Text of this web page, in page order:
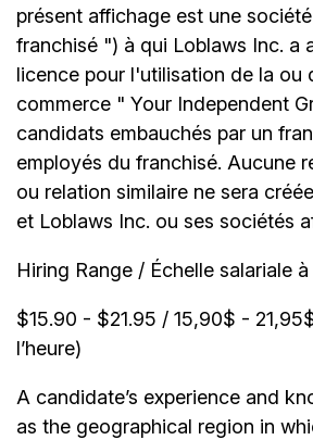
présent affichage est une
franchisé ") à qui Loblaws Inc. a
licence pour l'utilisation de la ou
commerce " Your Independent
candidats embauchés par un
employés du franchisé. Aucune
ou relation similaire ne sera
et Loblaws Inc. ou ses sociétés
Hiring Range / Échelle salariale à
$15.90 - $21.95 / 15,90$ -
l’heure)
A candidate’s experience and
as the geographical region in